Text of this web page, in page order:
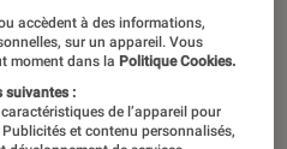
accèdent à des informations,
sur un appareil. Vous
moment dans la Politique Cookies.
suivantes :
de l’appareil pour
et contenu personnalisés,